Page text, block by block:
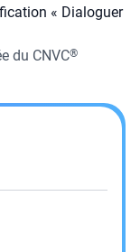
« Dialoguer
du CNVC®